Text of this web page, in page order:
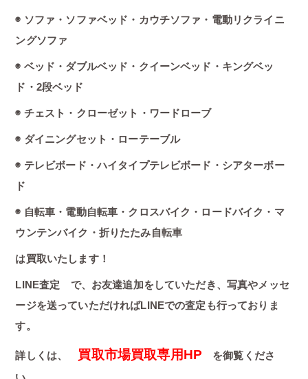
◉ ソファ・ソファベッド・カウチソファ・電動リクライニ
ングソファ
◉ ベッド・ダブルベッド・クイーンベッド・キングベッ
ド・2段ベッド
◉ チェスト・クローゼット・ワードローブ
◉ ダイニングセット・ローテーブル
◉ テレビボード・ハイタイプテレビボード・シアターボー
ド
◉ 自転車・電動自転車・クロスバイク・ロードバイク・マ
ウンテンバイク・折りたたみ自転車
は買取いたします！
LINE査定 で、お友達追加をしていただき、写真やメッセ
ージを送っていただければLINEでの査定も行っておりま
す。
詳しくは、 買取市場買取専用HP を御覧くださ